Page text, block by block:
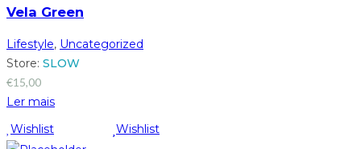
Vela Green
Lifestyle, Uncategorized
Store: SLOW
€15,00
Ler mais
Wishlist
Wishlist